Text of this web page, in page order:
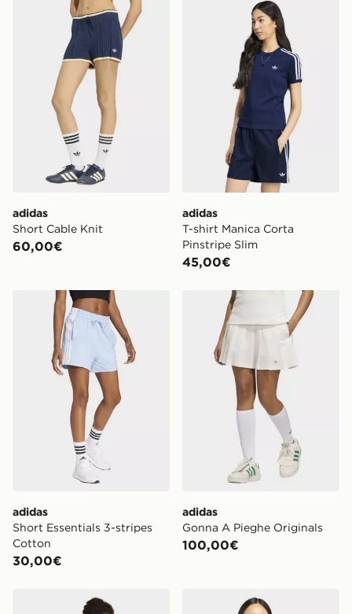
adidas
Short Cable Knit
60,00€
adidas
T-shirt Manica Corta
Pinstripe Slim
45,00€
adidas Short Essentials 3-stripes Cotton
adidas
Short Essentials 3-stripes
Cotton
30,00€
adidas Gonna A Pieghe
adidas
Gonna A Pieghe Originals
100,00€
adidas Gonna In Denim adidas T-shirt 3-stripes